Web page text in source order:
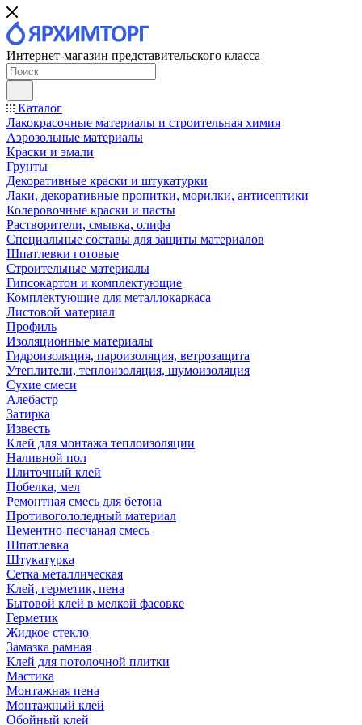
Интернет-магазин представительского класса
Каталог
Лакокрасочные материалы и строительная химия
Аэрозольные материалы
Краски и эмали
Грунты
Декоративные краски и штукатурки
Лаки, декоративные пропитки, морилки, антисептики
Колеровочные краски и пасты
Растворители, смывка, олифа
Специальные составы для защиты материалов
Шпатлевки готовые
Строительные материалы
Гипсокартон и комплектующие
Комплектующие для металлокаркаса
Листовой материал
Профиль
Изоляционные материалы
Гидроизоляция, пароизоляция, ветрозащита
Утеплители, теплоизоляция, шумоизоляция
Сухие смеси
Алебастр
Затирка
Известь
Клей для монтажа теплоизоляции
Наливной пол
Плиточный клей
Побелка, мел
Ремонтная смесь для бетона
Противогололедный материал
Цементно-песчаная смесь
Шпатлевка
Штукатурка
Сетка металлическая
Клей, герметик, пена
Бытовой клей в мелкой фасовке
Герметик
Жидкое стекло
Замазка рамная
Клей для потолочной плитки
Мастика
Монтажная пена
Монтажный клей
Обойный клей